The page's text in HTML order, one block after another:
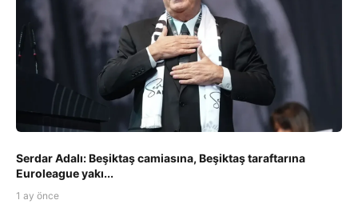
Serdar Adalı: Beşiktaş camiasına, Beşiktaş taraftarına
Euroleague yakı...
1 ay önce